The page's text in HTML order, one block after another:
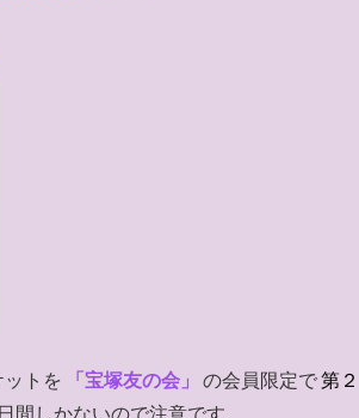
トを 「宝塚友の会」 の会員限定で第２